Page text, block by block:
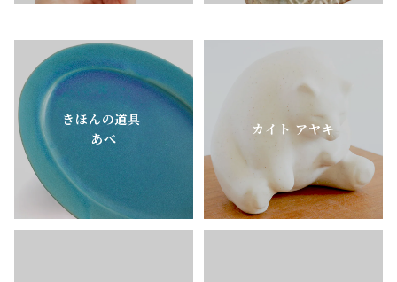
きほんの道具
あべ
カイト アヤキ